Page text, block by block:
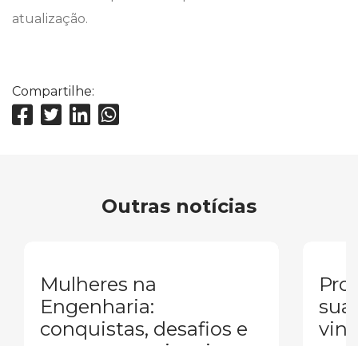
atualização.
Compartilhe:
Outras notícias
Mulheres na
Engenharia:
conquistas, desafios e
sua